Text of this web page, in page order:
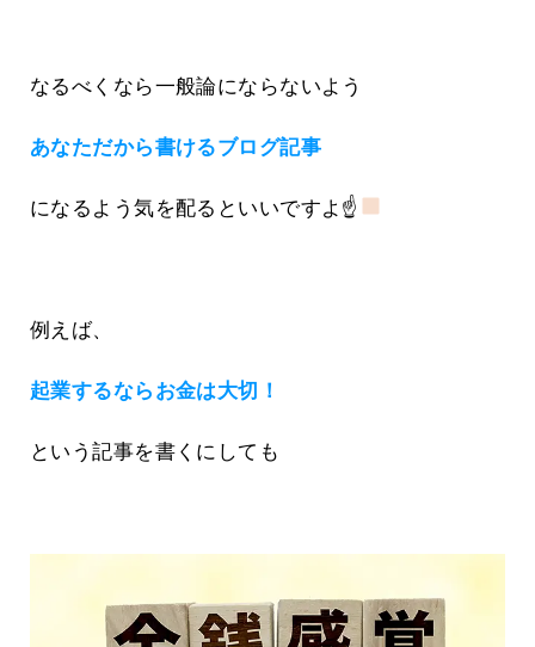
なるべくなら一般論にならないよう
あなただから書けるブログ記事
になるよう気を配るといいですよ☝
例えば、
起業するならお金は大切！
という記事を書くにしても